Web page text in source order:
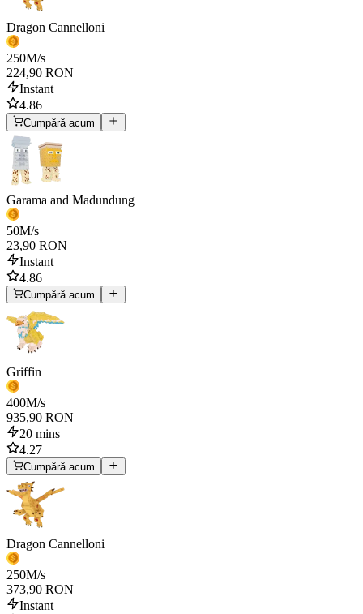
Dragon Cannelloni
250M/s
224,90 RON
Instant
4.86
Cumpără acum
Garama and Madundung
50M/s
23,90 RON
Instant
4.86
Cumpără acum
Griffin
400M/s
935,90 RON
20 mins
4.27
Cumpără acum
Dragon Cannelloni
250M/s
373,90 RON
Instant